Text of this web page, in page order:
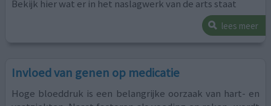
Bekijk hier wat er in het naslagwerk van de arts staat
lees meer
Invloed van genen op medicatie
Hoge bloeddruk is een belangrijke oorzaak van hart- en